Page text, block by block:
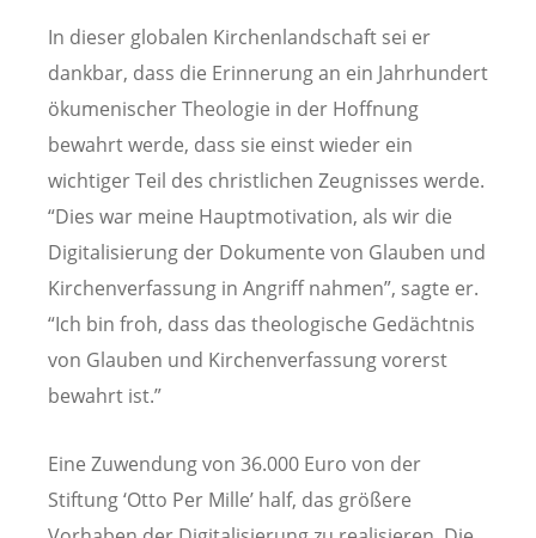
In dieser globalen Kirchenlandschaft sei er
dankbar, dass die Erinnerung an ein Jahrhundert
ökumenischer Theologie in der Hoffnung
bewahrt werde, dass sie einst wieder ein
wichtiger Teil des christlichen Zeugnisses werde.
“Dies war meine Hauptmotivation, als wir die
Digitalisierung der Dokumente von Glauben und
Kirchenverfassung in Angriff nahmen”, sagte er.
“Ich bin froh, dass das theologische Gedächtnis
von Glauben und Kirchenverfassung vorerst
bewahrt ist.”
Eine Zuwendung von 36.000 Euro von der
Stiftung ‘Otto Per Mille’ half, das größere